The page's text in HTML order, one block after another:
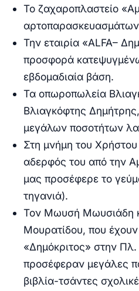
Το ζαχαροπλαστείο
Την εταιρία «ALFA–
προσφορά
εβδομαδιαία βάση.
Τα οπωροπωλεία
Βλιαγκόφτης
μεγάλων ποσοτήτων
Στη μνήμη του
αδερφός του από την
μας προσέφερε το
τηγανιά).
Τον Μωυσή Μωυσιάδη
Μουρατίδου, που έχουν
«Δημόκριτος» στην
προσέφεραν μεγάλες
βιβλία-τσάντες